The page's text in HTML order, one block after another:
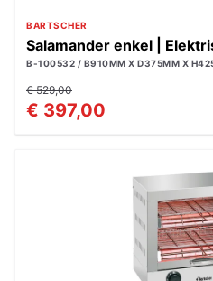
BARTSCHER
Salamander enkel |
B-100532 / B910MM X D375MM X
€ 529,00
€ 397,00